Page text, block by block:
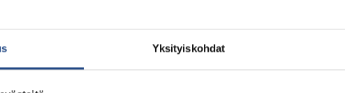
Yksityiskohdat